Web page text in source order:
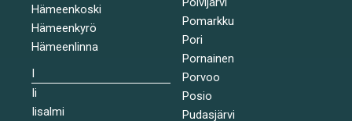
Hämeenkoski
Hämeenkyrö
Hämeenlinna
I
Ii
Iisalmi
Pomarkku
Pori
Pornainen
Porvoo
Posio
Pudasjärvi